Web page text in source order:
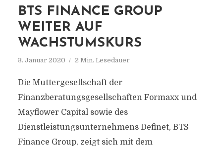
BTS FINANCE GROUP
WEITER AUF
WACHSTUMSKURS
3. Januar 2020 2 Min. Lesedauer
Die Muttergesellschaft der
Finanzberatungsgesellschaften Formaxx und
Mayflower Capital sowie des
Dienstleistungsunternehmens Definet, BTS
Finance Group, zeigt sich mit dem